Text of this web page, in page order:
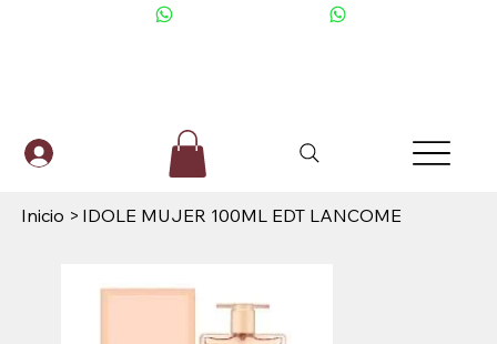
Inicio > IDOLE MUJER 100ML EDT LANCOME